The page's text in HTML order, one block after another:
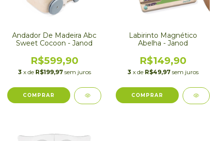
Andador De Madeira Abc
Sweet Cocoon - Janod
R$599,90
3 x de R$199,97 sem juros
Labirinto Magnético
Abelha - Janod
R$149,90
3 x de R$49,97 sem juros